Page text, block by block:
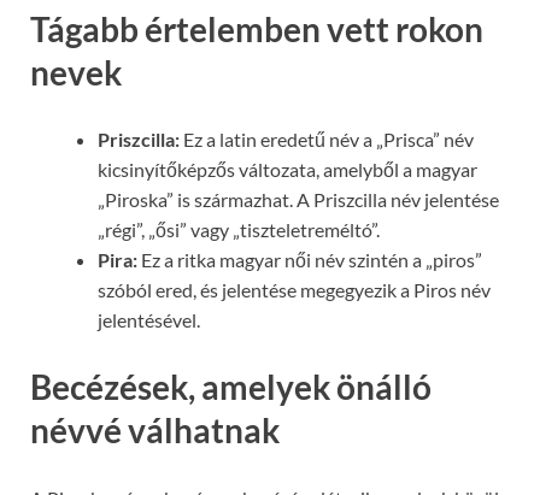
Tágabb értelemben vett rokon
nevek
Priszcilla: Ez a latin eredetű név a „Prisca” név
kicsinyítőképzős változata, amelyből a magyar
„Piroska” is származhat. A Priszcilla név jelentése
„régi”, „ősi” vagy „tiszteletreméltó”.
Pira: Ez a ritka magyar női név szintén a „piros”
szóból ered, és jelentése megegyezik a Piros név
jelentésével.
Becézések, amelyek önálló
névvé válhatnak